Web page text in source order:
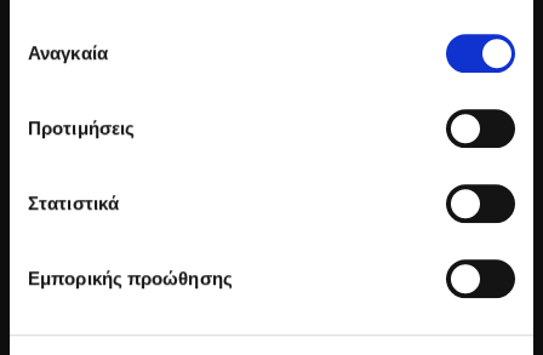
των υπηρεσιών τους.
συγκατάθεσης
Αναγκαία
Προτιμήσεις
Στατιστικά
Εμπορικής προώθησης
P.O. Box 20 GR-74100 Rethymnon, Crete, Greece